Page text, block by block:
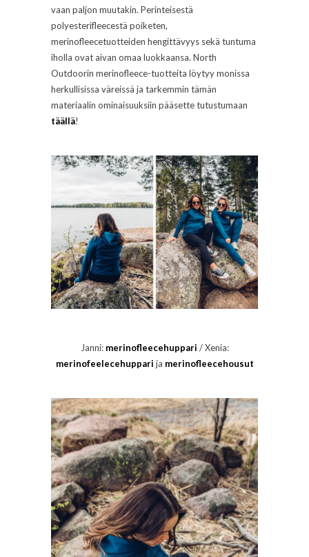
vaan paljon muutakin. Perinteisestä
polyesterifleecestä poiketen,
merinofleecetuotteiden hengittävyys sekä tuntuma
iholla ovat aivan omaa luokkaansa. North
Outdoorin merinofleece-tuotteita löytyy monissa
herkullisissa väreissä ja tarkemmin tämän
materiaalin ominaisuuksiin pääsette tutustumaan
täällä!
Janni: merinofleecehuppari / Xenia:
merinofeelecehuppari ja merinofleecehousut